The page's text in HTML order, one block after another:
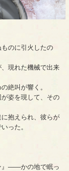
のに引火したの
現れた機械で出来
絶叫が響く。
姿を現して、その
抱えられ、彼らが
った。
』――かの地で眠っ